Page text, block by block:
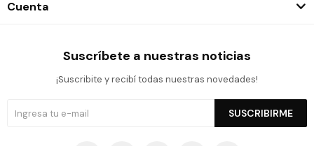
Cuenta
Suscríbete a nuestras noticias
¡Suscribite y recibí todas nuestras novedades!
SUSCRIBIRME